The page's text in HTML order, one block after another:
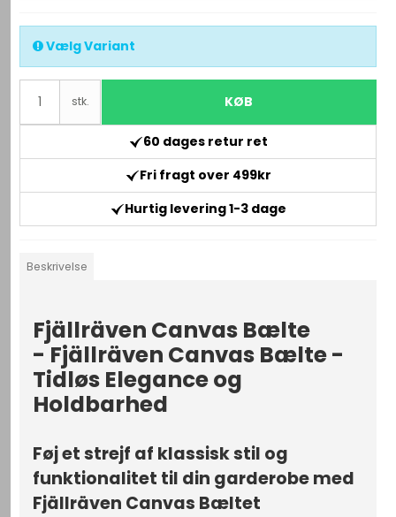
Vælg Variant
stk. KØB
60 dages retur ret
Fri fragt over 499kr
Hurtig levering 1-3 dage
Beskrivelse
Fjällräven Canvas Bælte
- Fjällräven Canvas Bælte -
Tidløs Elegance og
Holdbarhed
Føj et strejf af klassisk stil og
funktionalitet til din garderobe med
Fjällräven Canvas Bæltet